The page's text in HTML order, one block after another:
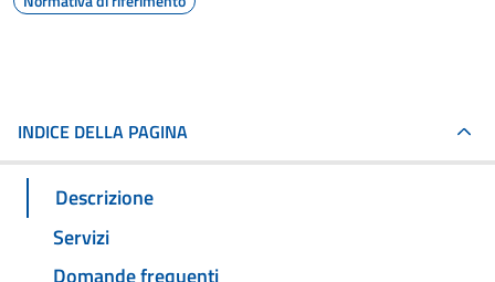
INDICE DELLA PAGINA
Descrizione
Servizi